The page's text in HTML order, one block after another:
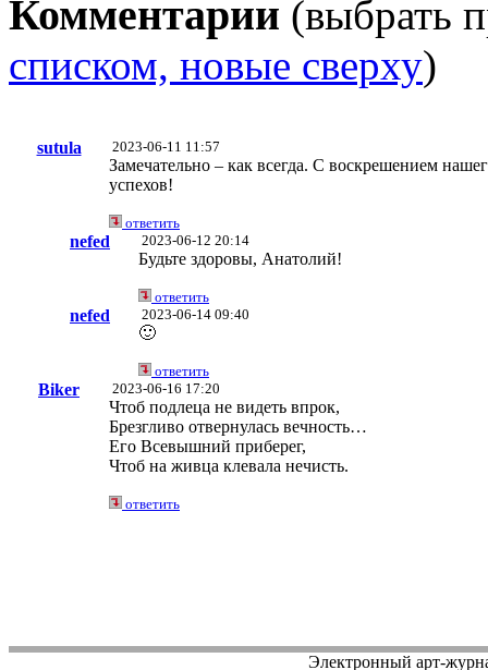
Комментарии (выбрать
списком, новые сверху)
sutula 2023-06-11 11:57
Замечательно – как всегда. С воскрешением
успехов!
ответить
nefed 2023-06-12 20:14
Будьте здоровы, Анатолий!
ответить
nefed 2023-06-14 09:40
🙂
ответить
Biker 2023-06-16 17:20
Чтоб подлеца не видеть впрок,
Брезгливо отвернулась вечность…
Его Всевышний приберег,
Чтоб на живца клевала нечисть.
ответить
Электронный арт-